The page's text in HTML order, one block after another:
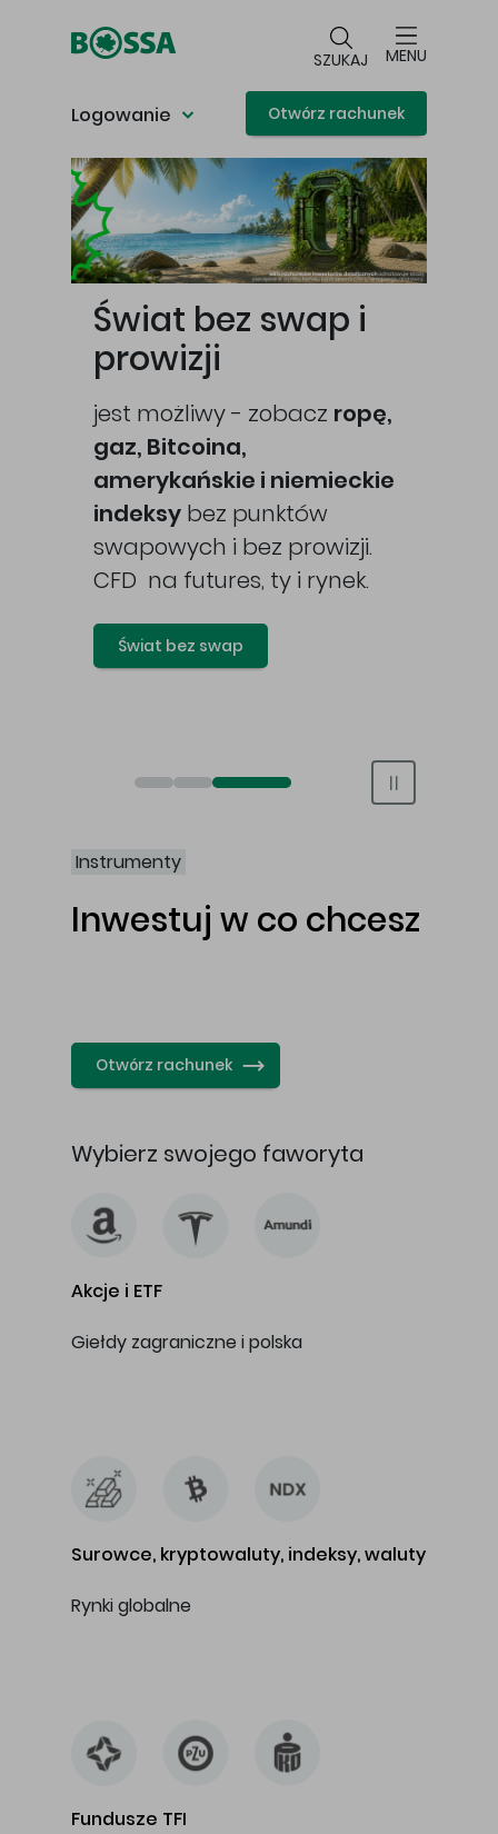
SZUKAJ MENU
Logowanie Otwórz rachunek
Główna treść
Świat bez swap i
prowizji
jest możliwy - zobacz ropę,
gaz, Bitcoina,
amerykańskie i niemieckie
indeksy bez punktów
swapowych i bez prowizji.
CFD na futures, ty i rynek.
Świat bez swap
Otwórz rachunek maklerski online
Otwórz konto IKE/IKZE
Świat bez swap i prowizji
Instrumenty
Inwestuj w co chcesz
Otwórz rachunek
Wybierz swojego faworyta
Akcje i ETF
Giełdy zagraniczne i polska
Surowce, kryptowaluty, indeksy, waluty
Rynki globalne
Fundusze TFI